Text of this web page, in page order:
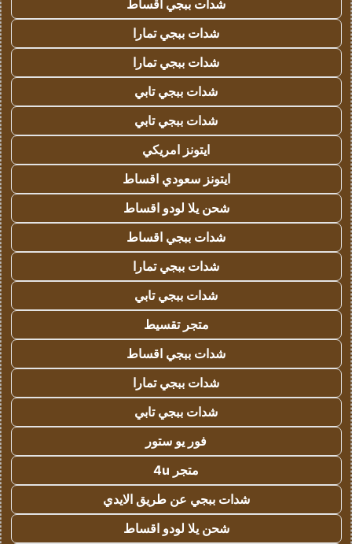
شدات ببجي اقساط
شدات ببجي تمارا
شدات ببجي تمارا
شدات ببجي تابي
شدات ببجي تابي
ايتونز امريكي
ايتونز سعودي اقساط
شحن يلا لودو اقساط
شدات ببجي اقساط
شدات ببجي تمارا
شدات ببجي تابي
متجر تقسيط
شدات ببجي اقساط
شدات ببجي تمارا
شدات ببجي تابي
فور يو ستور
متجر 4u
شدات ببجي عن طريق الايدي
شحن يلا لودو اقساط